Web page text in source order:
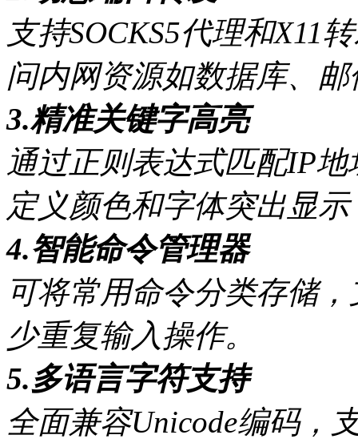
支持SOCKS5代理和X11
问内网资源如数据库、
3.精准关键字高亮
通过正则表达式匹配IP
定义颜色和字体突出显
4.智能命令管理器
可将常用命令分类存储
少重复输入操作。
5.多语言字符支持
全面兼容Unicode编码，